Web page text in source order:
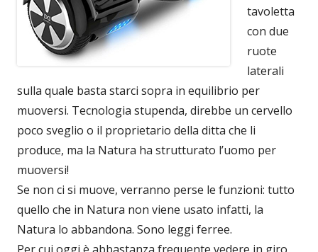
tavoletta
con due
ruote
laterali
sulla quale basta starci sopra in equilibrio per
muoversi. Tecnologia stupenda, direbbe un cervello
poco sveglio o il proprietario della ditta che li
produce, ma la Natura ha strutturato l’uomo per
muoversi!
Se non ci si muove, verranno perse le funzioni: tutto
quello che in Natura non viene usato infatti, la
Natura lo abbandona. Sono leggi ferree.